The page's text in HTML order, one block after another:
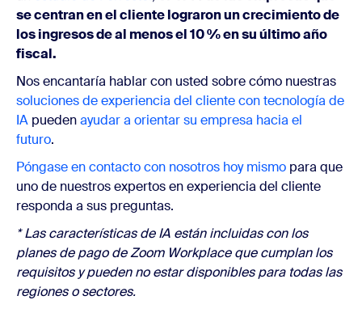
se centran en el cliente lograron un crecimiento de
los ingresos de al menos el 10 % en su último año
fiscal.
Nos encantaría hablar con usted sobre cómo nuestras
soluciones de experiencia del cliente con tecnología de
IA puedenayudar a orientar su empresa hacia el
futuro.
Póngase en contacto con nosotros hoy mismo para que
uno de nuestros expertos en experiencia del cliente
responda a sus preguntas.
* Las características de IA están incluidas con los
planes de pago de Zoom Workplace que cumplan los
requisitos y pueden no estar disponibles para todas las
regiones o sectores.